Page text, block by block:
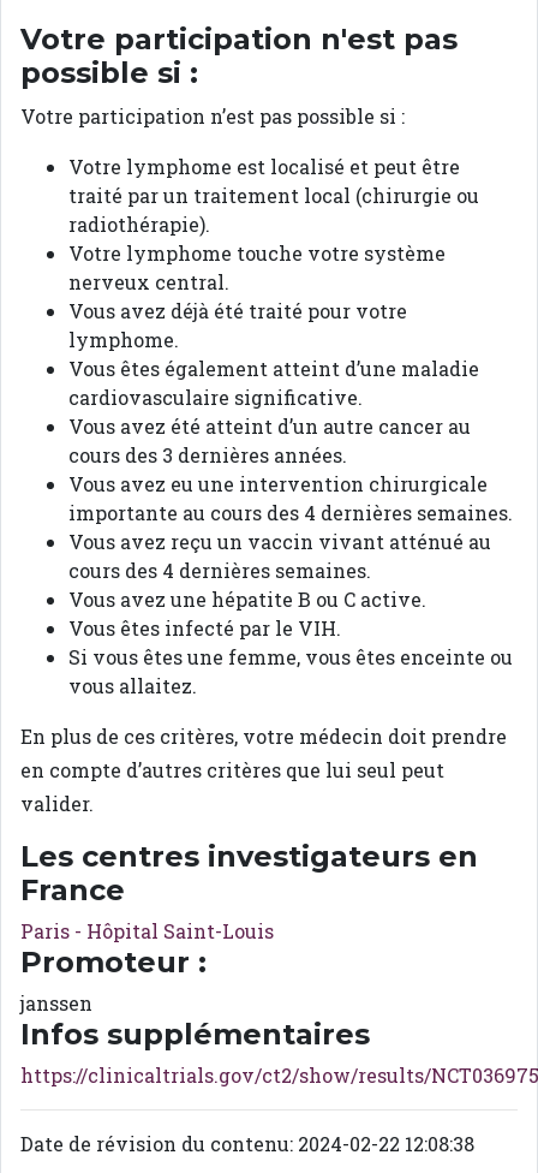
Votre participation n'est pas
possible si :
Votre participation n’est pas possible si :
Votre lymphome est localisé et peut être
traité par un traitement local (chirurgie ou
radiothérapie).
Votre lymphome touche votre système
nerveux central.
Vous avez déjà été traité pour votre
lymphome.
Vous êtes également atteint d’une maladie
cardiovasculaire significative.
Vous avez été atteint d’un autre cancer au
cours des 3 dernières années.
Vous avez eu une intervention chirurgicale
importante au cours des 4 dernières semaines.
Vous avez reçu un vaccin vivant atténué au
cours des 4 dernières semaines.
Vous avez une hépatite B ou C active.
Vous êtes infecté par le VIH.
Si vous êtes une femme, vous êtes enceinte ou
vous allaitez.
En plus de ces critères, votre médecin doit prendre
en compte d’autres critères que lui seul peut
valider.
Les centres investigateurs en
France
Paris - Hôpital Saint-Louis
Promoteur :
janssen
Infos supplémentaires
https://clinicaltrials.gov/ct2/show/results/
Date de révision du contenu: 2024-02-22 12:08:38